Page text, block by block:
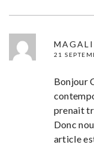
MAGALI
21
Bonjour
prenait
Donc
article